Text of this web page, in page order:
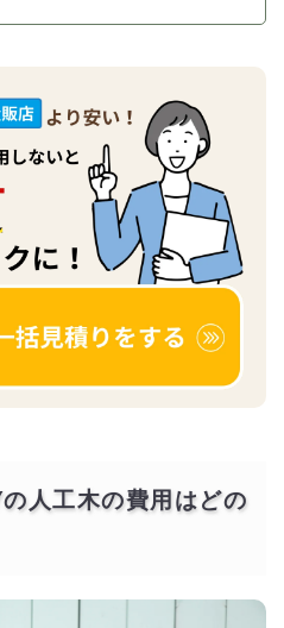
人工木の費用はどの